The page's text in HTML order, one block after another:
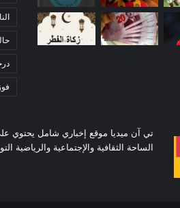
تي آن ميديا موقع إخباري شامل يحتوي
الساحة الثقافية والإجتماعية والرياضية